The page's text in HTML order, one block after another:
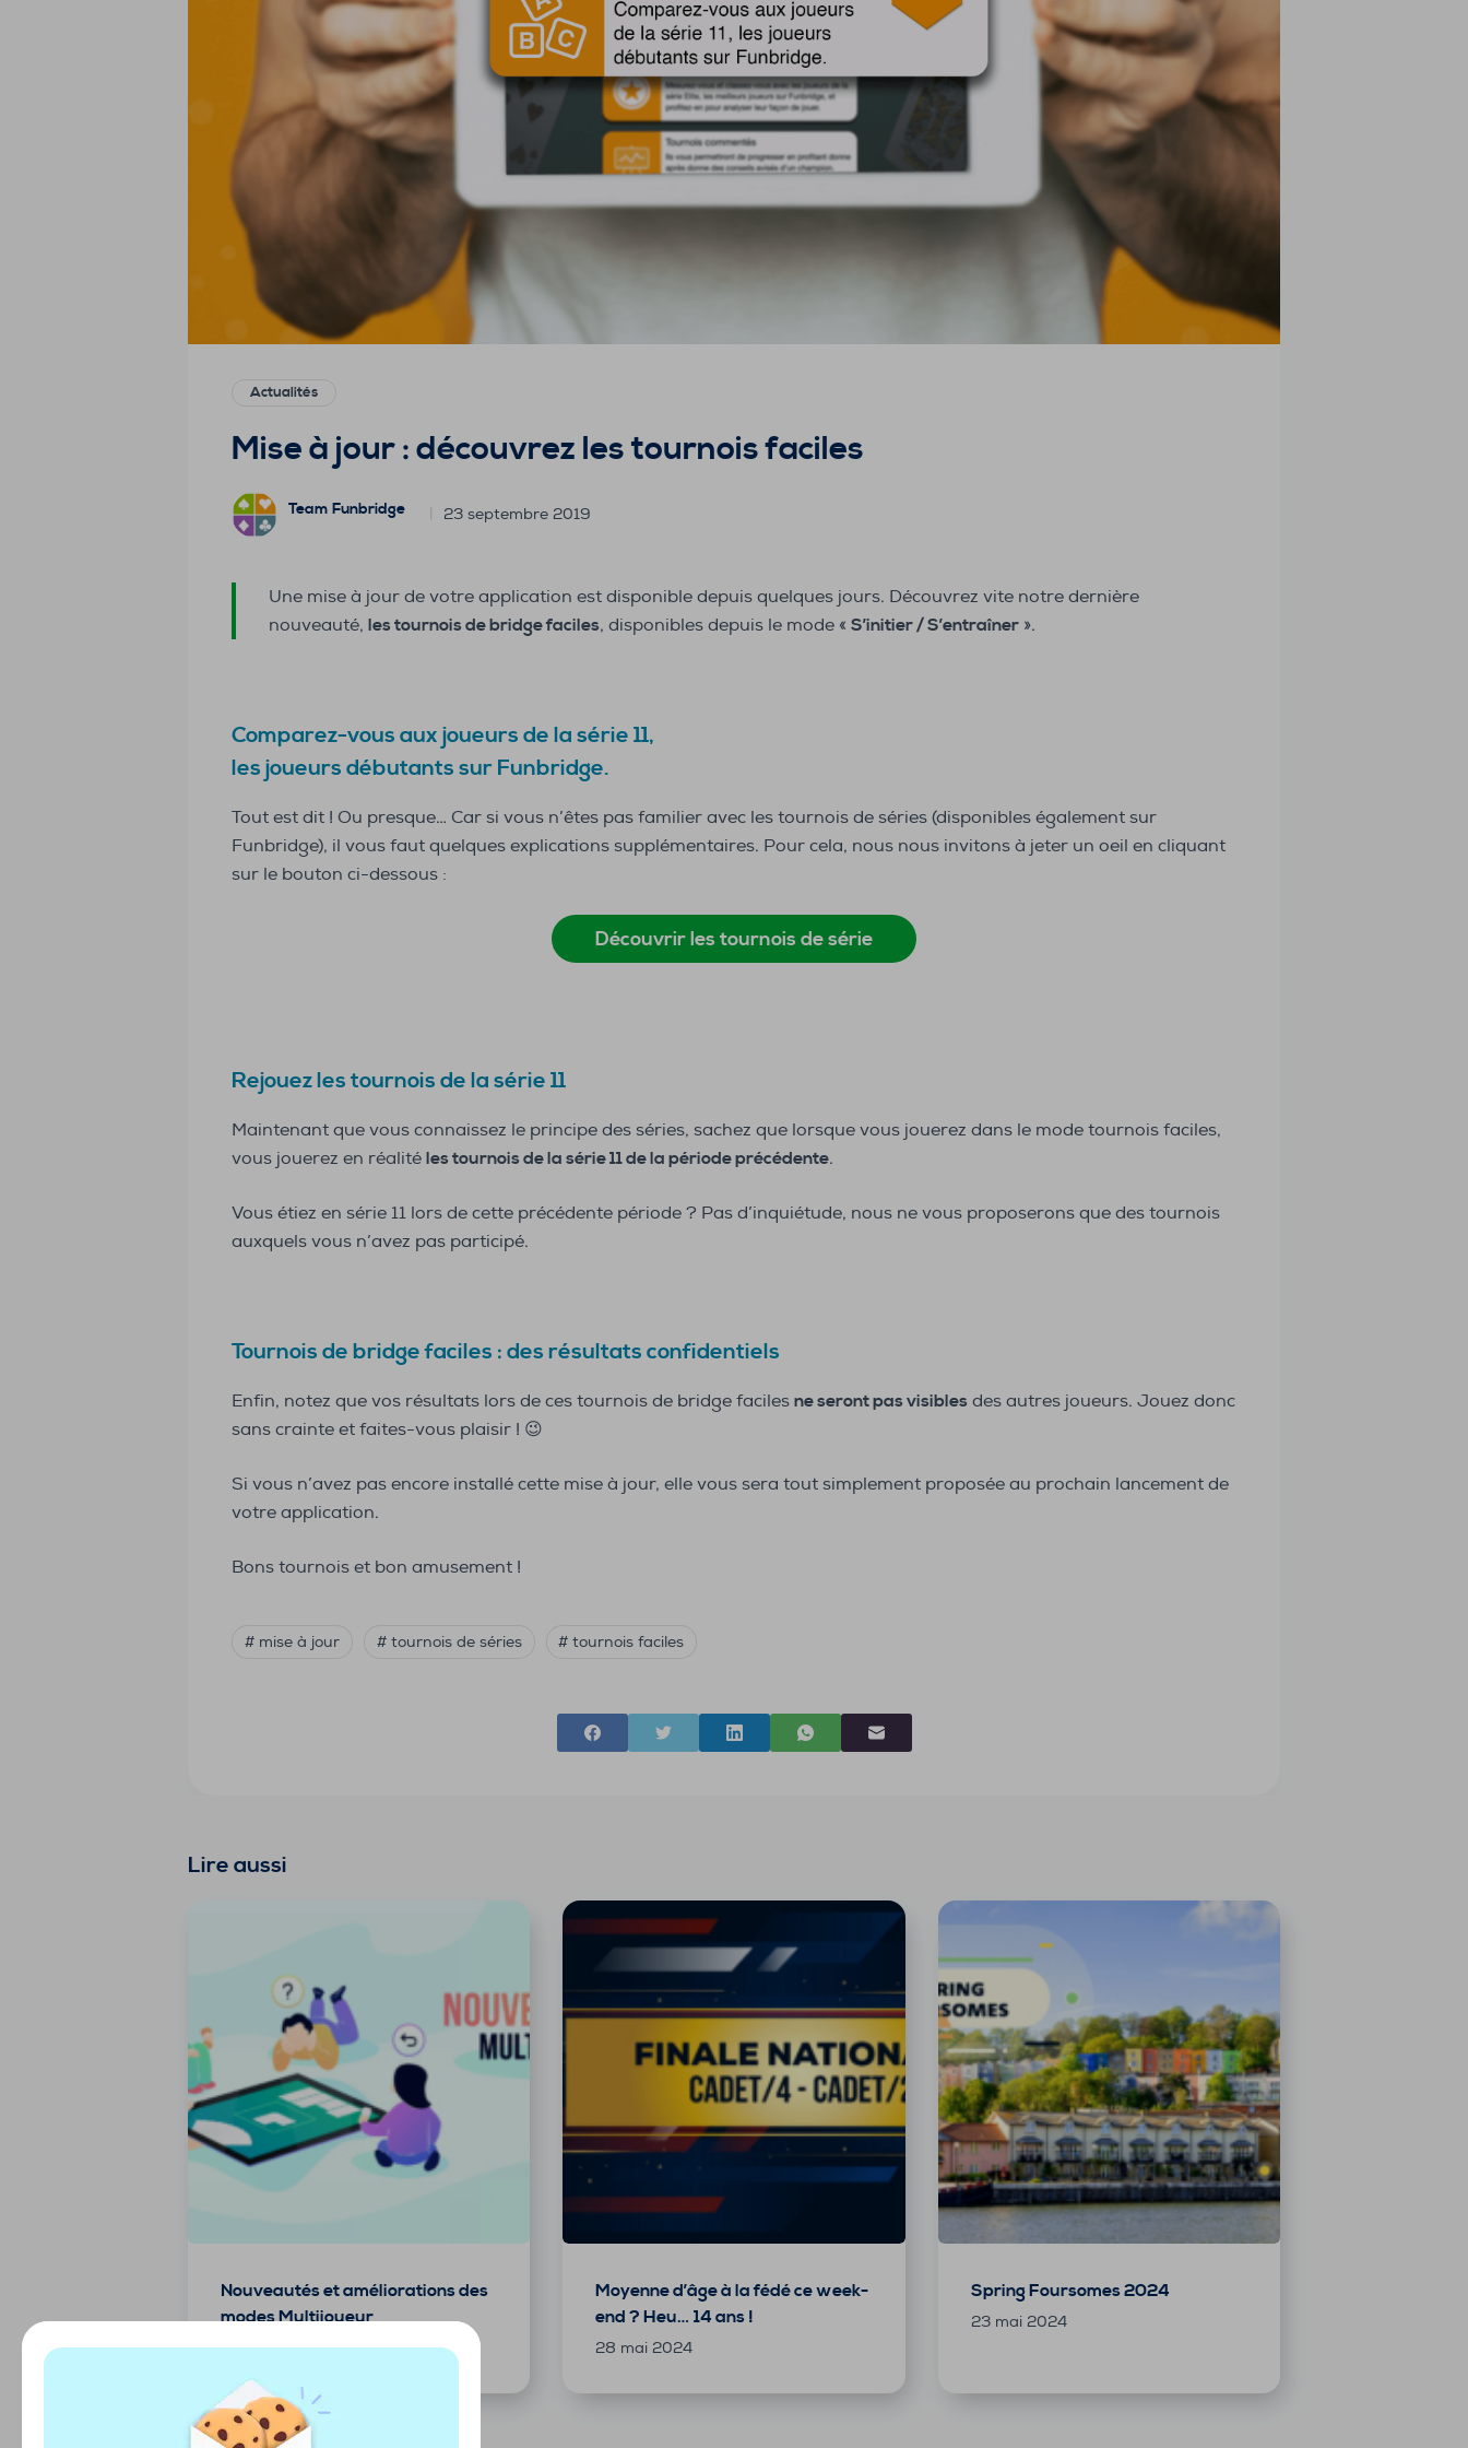
Actualités
Mise à jour : découvrez les tournois faciles
Team Funbridge 23 septembre 2019
Une mise à jour de votre application est disponible depuis quelques jours. Découvrez vite notre dernière
nouveauté, les tournois de bridge faciles, disponibles depuis le mode « S’initier / S’entraîner ».
Comparez-vous aux joueurs de la série 11,
les joueurs débutants sur Funbridge.
Tout est dit ! Ou presque… Car si vous n’êtes pas familier avec les tournois de séries (disponibles également sur
Funbridge), il vous faut quelques explications supplémentaires. Pour cela, nous nous invitons à jeter un oeil en cliquant
sur le bouton ci-dessous :
Découvrir les tournois de série
Rejouez les tournois de la série 11
Maintenant que vous connaissez le principe des séries, sachez que lorsque vous jouerez dans le mode tournois faciles,
vous jouerez en réalité les tournois de la série 11 de la période précédente.
Vous étiez en série 11 lors de cette précédente période ? Pas d’inquiétude, nous ne vous proposerons que des tournois
auxquels vous n’avez pas participé.
Tournois de bridge faciles : des résultats confidentiels
Enfin, notez que vos résultats lors de ces tournois de bridge faciles ne seront pas visibles des autres joueurs. Jouez donc
sans crainte et faites-vous plaisir ! 😉
Si vous n’avez pas encore installé cette mise à jour, elle vous sera tout simplement proposée au prochain lancement de
votre application.
Bons tournois et bon amusement !
# mise à jour # tournois de séries # tournois faciles
Lire aussi
Nouveautés et améliorations des
modes Multijoueur
8 juillet 2024
Moyenne d’âge à la fédé ce week-
end ? Heu… 14 ans !
28 mai 2024
Spring Foursomes 2024
23 mai 2024